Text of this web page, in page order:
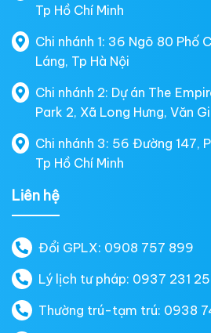
Tp Hồ Chí Minh
Chi nhánh 1: 36 Ngõ 80 Phố
Láng, Tp Hà Nội
Chi nhánh 2: Dự án The
Park 2, Xã Long Hưng, Văn
Chi nhánh 3: 56 Đường 147,
Tp Hồ Chí Minh
Liên hệ
Đổi GPLX: 0908 757 899
Lý lịch tư pháp: 0937 231
Thường trú-tạm trú: 0938